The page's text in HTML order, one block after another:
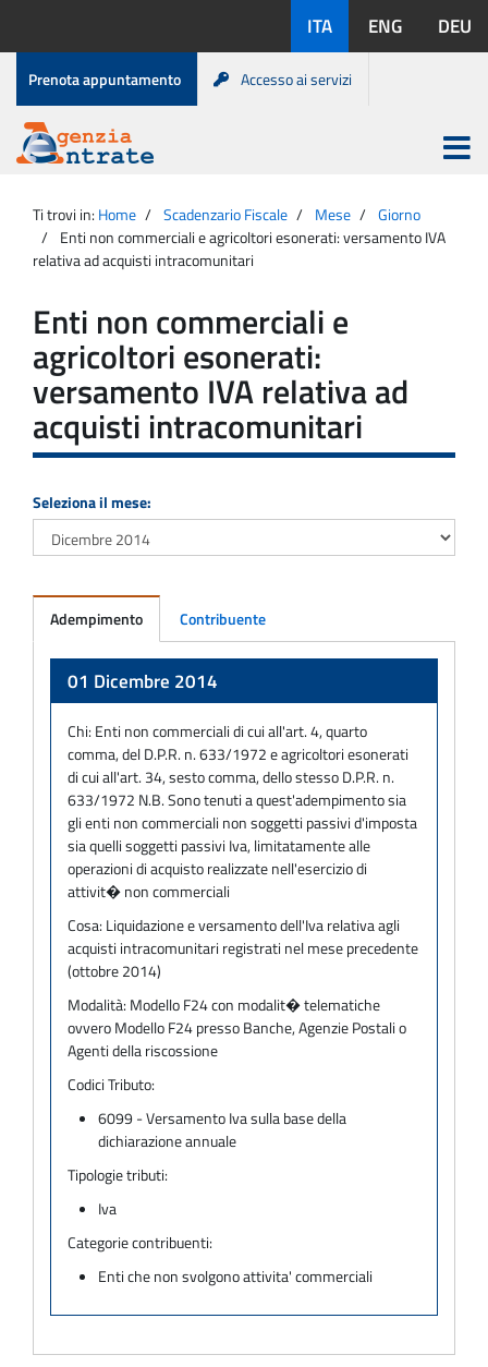
contenuto
disponibili:
ITA ENG DEU
Menu
di
servizio
Prenota appuntamento Accesso ai servizi
Agenzia
Entrate
Apri
menu
principale
Ti trovi in: Home Scadenzario Fiscale Mese
Giorno
Enti non commerciali e agricoltori esonerati: versamento IVA
relativa ad acquisti intracomunitari
Enti non commerciali e
agricoltori esonerati:
versamento IVA relativa ad
acquisti intracomunitari
Seleziona il mese:
Adempimento Contribuente
01 Dicembre 2014
Chi: Enti non commerciali di cui all'art. 4, quarto
comma, del D.P.R. n. 633/1972 e agricoltori esonerati
di cui all'art. 34, sesto comma, dello stesso D.P.R. n.
633/1972 N.B. Sono tenuti a quest'adempimento sia
gli enti non commerciali non soggetti passivi d'imposta
sia quelli soggetti passivi Iva, limitatamente alle
operazioni di acquisto realizzate nell'esercizio di
attivit� non commerciali
Cosa: Liquidazione e versamento dell'Iva relativa agli
acquisti intracomunitari registrati nel mese precedente
(ottobre 2014)
Modalità: Modello F24 con modalit� telematiche
ovvero Modello F24 presso Banche, Agenzie Postali o
Agenti della riscossione
Codici Tributo:
6099 - Versamento Iva sulla base della
dichiarazione annuale
Tipologie tributi:
Iva
Categorie contribuenti:
Enti che non svolgono attivita' commerciali